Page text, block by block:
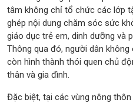
tâm không chỉ tổ chức các lớp
ghép nội dung chăm sóc sức
giáo dục trẻ em, dinh dưỡng và
Thông qua đó, người dân
còn hình thành thói quen chủ
thân và gia đình.
Đặc biệt, tại các vùng nông